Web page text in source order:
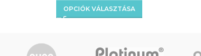
OPCIÓK VÁLASZTÁSA